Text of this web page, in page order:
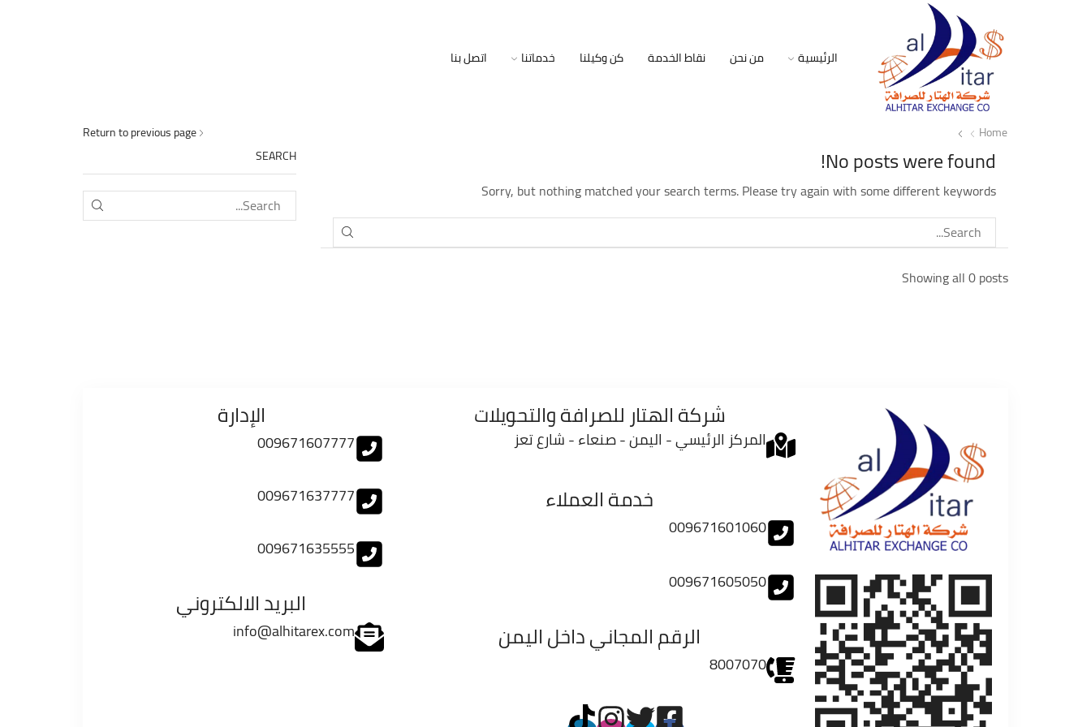
الرئيسية من نحن نقاط الخدمة كن وكيلنا خدماتنا اتصل بنا
Return to previous page Home
No posts were found!
Sorry, but nothing matched your search terms. Please try again with some different keywords
SEARCH
Showing all 0 posts
SEARCH
SEARCH
شركة الهتار للصرافة والتحويلات
المركز الرئيسي - اليمن - صنعاء - شارع تعز
خدمة العملاء
009671601060
009671605050
الرقم المجاني داخل اليمن
8007070
الإدارة
009671607777
009671637777
009671635555
البريد الالكتروني
info@alhitarex.com